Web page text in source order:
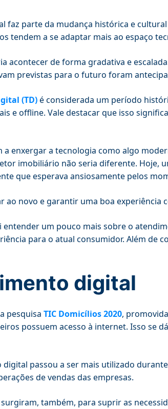
faz parte da mudança histórica e
tendem a se adaptar mais ao espaço
acontecer de forma gradativa e
previstas para o futuro foram
(TD)é considerada um período
e offline. Vale destacar que isso
a enxergar a tecnologia como algo
imobiliário não seria diferente. Hoje,
que esperava ansiosamente pelos
ao novo e garantir uma boa
entender um pouco mais sobre o
para o atual consumidor. Além de
digital
pesquisa TIC Domicílios 2020,
possuem acesso à internet. Isso se
digital passou a ser mais utilizado
de vendas das empresas.
também, para suprir as